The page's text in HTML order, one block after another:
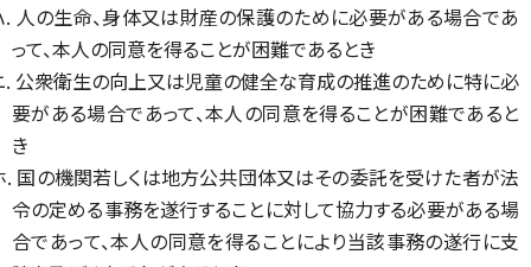
. 人の生命、身体又は財産の保護のために必要がある場合であ
って、本人の同意を得ることが困難であるとき
. 公衆衛生の向上又は児童の健全な育成の推進のために特に必
要がある場合であって、本人の同意を得ることが困難であると
き
. 国の機関若しくは地方公共団体又はその委託を受けた者が法
令の定める事務を遂行することに対して協力する必要がある場
合であって、本人の同意を得ることにより当該事務の遂行に支